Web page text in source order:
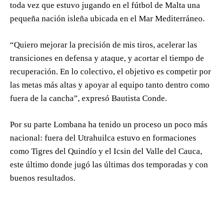
toda vez que estuvo jugando en el fútbol de Malta una
pequeña nación isleña ubicada en el Mar Mediterráneo.
“Quiero mejorar la precisión de mis tiros, acelerar las
transiciones en defensa y ataque, y acortar el tiempo de
recuperación. En lo colectivo, el objetivo es competir por
las metas más altas y apoyar al equipo tanto dentro como
fuera de la cancha”, expresó Bautista Conde.
Por su parte Lombana ha tenido un proceso un poco más
nacional: fuera del Utrahuilca estuvo en formaciones
como Tigres del Quindío y el Icsin del Valle del Cauca,
este último donde jugó las últimas dos temporadas y con
buenos resultados.